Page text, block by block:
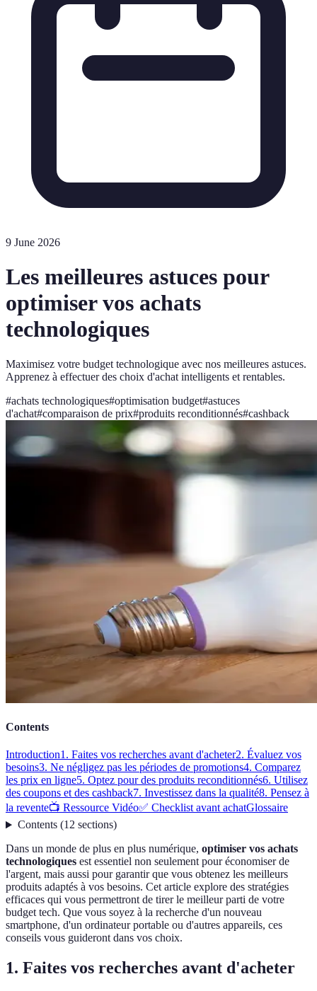
9 June 2026
Les meilleures astuces pour
optimiser vos achats
technologiques
Maximisez votre budget technologique avec nos meilleures astuces.
Apprenez à effectuer des choix d'achat intelligents et rentables.
#achats technologiques#optimisation budget#astuces
d'achat#comparaison de prix#produits reconditionnés#cashback
Contents
Introduction1. Faites vos recherches avant d'acheter2. Évaluez vos
besoins3. Ne négligez pas les périodes de promotions4. Comparez
les prix en ligne5. Optez pour des produits reconditionnés6. Utilisez
des coupons et des cashback7. Investissez dans la qualité8. Pensez à
la revente📺 Ressource Vidéo✅ Checklist avant achatGlossaire
Contents(12 sections)
Dans un monde de plus en plus numérique, optimiser vos achats
technologiques est essentiel non seulement pour économiser de
l'argent, mais aussi pour garantir que vous obtenez les meilleurs
produits adaptés à vos besoins. Cet article explore des stratégies
efficaces qui vous permettront de tirer le meilleur parti de votre
budget tech. Que vous soyez à la recherche d'un nouveau
smartphone, d'un ordinateur portable ou d'autres appareils, ces
conseils vous guideront dans vos choix.
1. Faites vos recherches avant d'acheter